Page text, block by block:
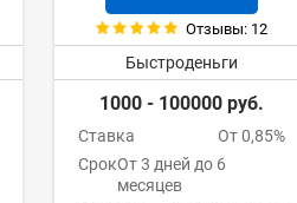
Отзывы: 12
Быстроденьги
1000 - 100000 руб.
Ставка
От 0,85%
СрокОт 3 дней до 6
месяцев